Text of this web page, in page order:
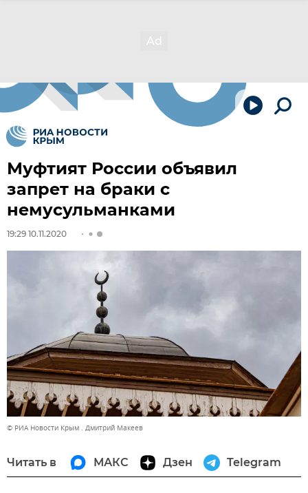
Муфтият России объявил
запрет на браки с
немусульманками
19:29 10.11.2020
© РИА Новости Крым . Дмитрий Макеев
Читать в МАКС Дзен Telegram